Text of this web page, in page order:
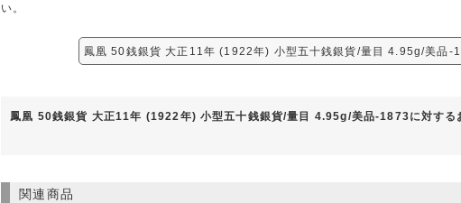
い。
鳳凰 50銭銀貨 大正11年 (1922年) 小型五十銭銀貨/量目 4.95g/美品-
鳳凰 50銭銀貨 大正11年 (1922年) 小型五十銭銀貨/量目 4.95g/美品-1873に対する
関連商品